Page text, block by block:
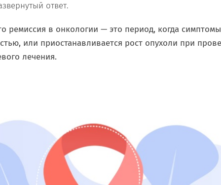
ответ.
ремиссия в онкологии — это период, когда
или приостанавливается рост опухоли при
лечения.